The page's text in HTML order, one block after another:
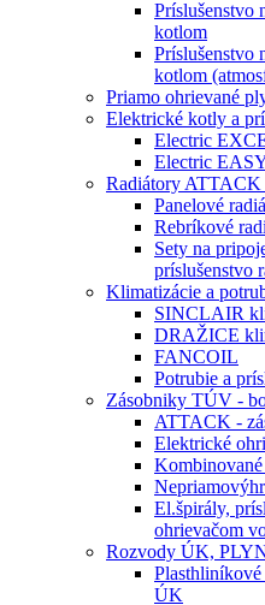
Príslušenstvo
kotlom
Príslušenstvo
kotlom
Priamo ohrievané
Elektrické kotly a
Electric
Electric
Radiátory ATTACK
Panelové
Rebríkové
Sety na
príslušenstvo
Klimatizácie a
SINCLAIR
DRAŽICE
FANCOIL
Potrubie a
Zásobniky TÚV -
ATTACK -
Elektrické
El.špirály,
ohrievačom
Rozvody ÚK,
ÚK